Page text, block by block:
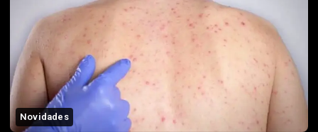
Novidades